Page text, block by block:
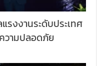
รงงานระดับประเทศ
วามปลอดภัย